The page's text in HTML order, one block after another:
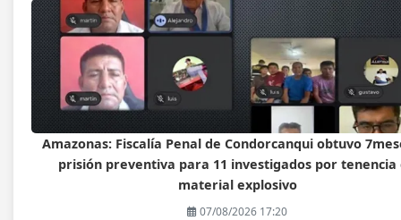
Amazonas: Fiscalía Penal de Condorcanqui obtuvo
prisión preventiva para 11 investigados por tenencia
material explosivo
07/08/2026 17:20